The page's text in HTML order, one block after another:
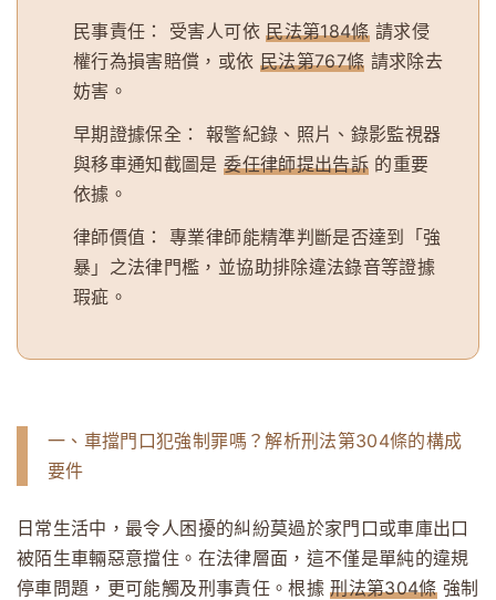
民事責任：
受害人可依民法第184條請求侵
權行為損害賠償，或依 民法第767條 請求除去
妨害。
早期證據保全：
報警紀錄、照片、錄影監視器
與移車通知截圖是委任律師提出告訴的重要
依據。
律師價值：
專業律師能精準判斷是否達到「強
暴」之法律門檻，並協助排除違法錄音等證據
瑕疵。
一、車擋門口犯強制罪嗎？解析刑法第304條的構成
要件
日常生活中，最令人困擾的糾紛莫過於家門口或車庫出口
被陌生車輛惡意擋住。在法律層面，這不僅是單純的違規
停車問題，更可能觸及刑事責任。根據刑法第304條強制